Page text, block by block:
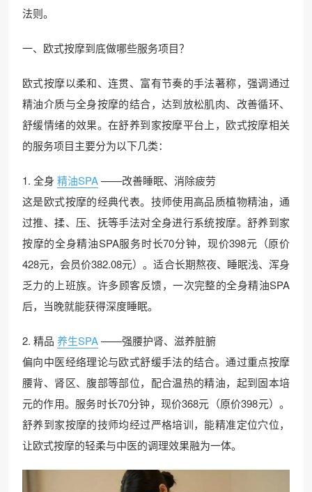
法则。
一、欧式按摩到底做哪些服务项目？
欧式按摩以柔和、连贯、富有节奏的手法著称，强调通过
精油介质与全身按摩的结合，达到放松肌肉、改善循环、
舒缓情绪的效果。在舒养到家按摩平台上，欧式按摩相关
的服务项目主要分为以下几类：
1. 全身 精油SPA——改善睡眠、消除疲劳
这是欧式按摩的经典代表。技师使用高品质植物精油，通
过推、揉、压、抚等手法对全身进行系统按摩。舒养到家
按摩的全身精油SPA服务时长70分钟，现价398元（原价
428元，会员价382.08元）。适合长期熬夜、睡眠浅、浑身
乏力的上班族。许多顾客反馈，一次完整的全身精油SPA
后，当晚就能获得深度睡眠。
2. 精品 养生SPA——强腰护肾、滋养脏腑
偏向中医经络理论与欧式舒缓手法的结合。通过重点按摩
腰背、肾区、腹部等部位，配合温热的精油，起到固本培
元的作用。服务时长70分钟，现价368元（原价398元）。
舒养到家按摩的技师均经过严格培训，能精准定位穴位，
让欧式按摩的轻柔与中医的调理效果融为一体。